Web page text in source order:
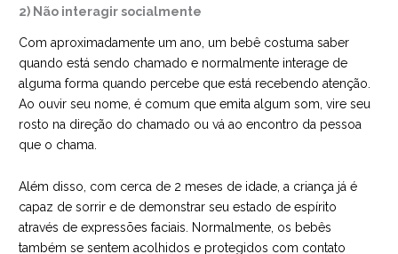
2) Não interagir socialmente
Com aproximadamente um ano, um bebê costuma saber
quando está sendo chamado e normalmente interage de
alguma forma quando percebe que está recebendo atenção.
Ao ouvir seu nome, é comum que emita algum som, vire seu
rosto na direção do chamado ou vá ao encontro da pessoa
que o chama.
Além disso, com cerca de 2 meses de idade, a criança já é
capaz de sorrir e de demonstrar seu estado de espírito
através de expressões faciais. Normalmente, os bebês
também se sentem acolhidos e protegidos com contato